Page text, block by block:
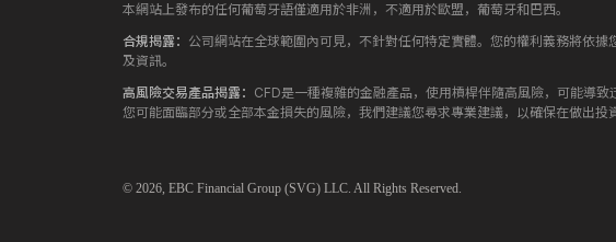
本網站上發布的任何葡萄牙語僅適用於非洲，不適用於歐盟，葡萄牙和巴西。
合規揭露： 公司網站在全球範圍內可見，不針對任何特定實體。您的權利義務將依
及資訊。
高風險交易產品揭露： CFD是一種複雜的金融產品，使用槓桿伴隨高風險，可能導
您可能面臨部分或全部本金損失的風險，我們建議您尋求專業建議，以確保在做出
© 2026, EBC Financial Group (SVG) LLC. All Rights Reserved.